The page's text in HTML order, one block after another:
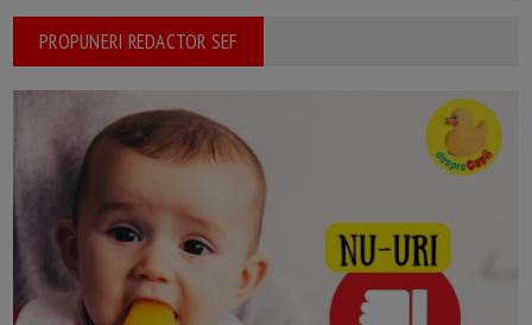
PROPUNERI REDACTOR SEF